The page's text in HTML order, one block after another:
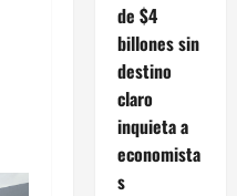
de $4
billones sin
destino
claro
inquieta a
economista
s